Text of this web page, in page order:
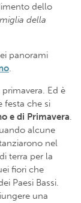
dello
della
panorami
.
Ed è
festa che si
e di Primavera.
alcune
nel
terra per la
fiori che
Paesi Bassi.
una